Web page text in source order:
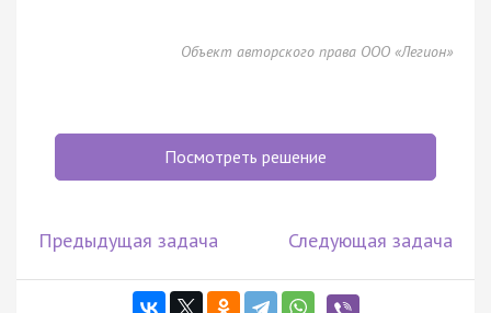
Объект авторского права ООО «Легион»
Посмотреть решение
Предыдущая задача Следующая задача